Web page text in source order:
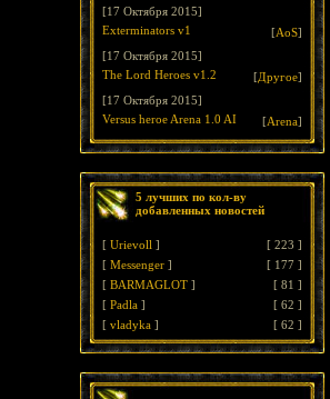
[17 Октября 2015]
Exterminators v1
[AoS]
[17 Октября 2015]
The Lord Heroes v1.2
[Другое]
[17 Октября 2015]
Versus heroe Arena 1.0 AI
[Arena]
5 лучших по кол-ву
добавленных новостей
[ Urievoll ] [ 223 ]
[ Messenger ] [ 177 ]
[ BARMAGLOT ] [ 81 ]
[ Padla ] [ 62 ]
[ vladyka ] [ 62 ]